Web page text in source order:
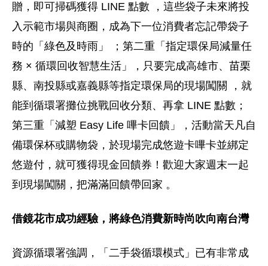
贈，即可掃碼獲得 LINE 點數 ，這些袋子未來將投
入示範市場與商圈，成為下一位消費者忘記帶袋子
時的「綠色及時雨」 ；第二重「指定環保局減量任
務 × 循環回收智慧生活」，只要完成高雄市、苗栗
縣、南投縣或嘉義縣等指定環保局的現場闖關 ，就
能到循環署攤位挑戰回收分類、再拿 LINE 點數；
第三重「減塑 Easy Life 嗶卡回饋」，活動當天凡自
備環保杯或購物袋，於現場完成悠遊卡嗶卡並綁定
悠遊付，就可獲得現金回饋券！歡迎大家週末一起
到現場闖關，把滿滿回饋帶回家 。
借鏡花市成功經驗，將綠色消費新時尚吹向南台灣
資源循環署強調，「二手袋循環模式」已有非常成